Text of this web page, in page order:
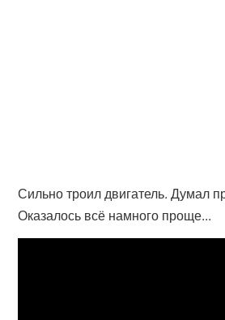
Сильно троил двигатель. Думал
Оказалось всё намного проще...